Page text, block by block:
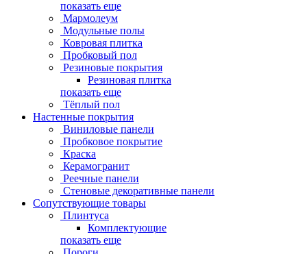
показать еще
Мармолеум
Модульные полы
Ковровая плитка
Пробковый пол
Резиновые покрытия
Резиновая плитка
показать еще
Тёплый пол
Настенные покрытия
Виниловые панели
Пробковое покрытие
Краска
Керамогранит
Реечные панели
Стеновые декоративные панели
Сопутствующие товары
Плинтуса
Комплектующие
показать еще